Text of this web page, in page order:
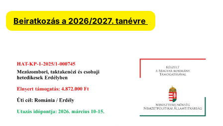
Beiratkozás a 2026/2027. tanévre